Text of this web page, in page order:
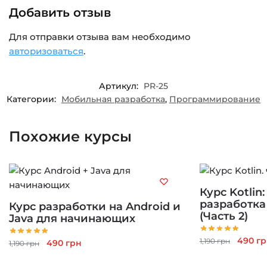
Добавить отзыв
Для отправки отзыва вам необходимо
авторизоваться.
Артикул: PR-25
Категории: Мобильная разработка, Программирование
Похожие курсы
Курс разработки на Android и
Java для начинающих
1,190грн
Первоначальная
490 грн
Курс
(Часть 2)
1,190грн 490